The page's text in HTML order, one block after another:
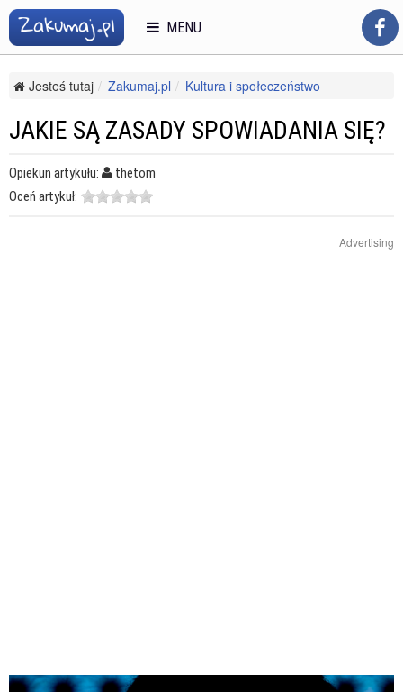
Jesteś tutaj Zakumaj.pl
Kultura i społeczeństwo
Jakie są zasady spowiadania się?
JAKIE SĄ ZASADY SPOWIADANIA SIĘ?
Opiekun artykułu:
thetom
Oceń artykuł:
Advertising
MENU